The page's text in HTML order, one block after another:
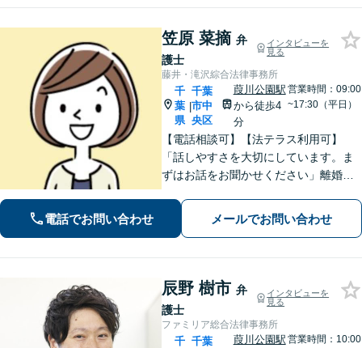
笠原 菜摘 弁
護士
インタビューを
見る
藤井・滝沢綜合法律事務所
千
葉
県
|
千葉
市中
央区
葭川公園駅
から徒歩4
分
営業時間：09:00
~17:30（平日）
【電話相談可】【法テラス利用可】
「話しやすさを大切にしています。ま
ずはお話をお聞かせください」離婚男
件／相続紛争など、幅広いご相談に対
応が可能です。【夜間・休日面談可】
電話でお問い合わせ メールでお問い合わせ
辰野 樹市 弁
護士
インタビューを
見る
ファミリア総合法律事務所
千 千葉
葭川公園駅 営業時間：10:00